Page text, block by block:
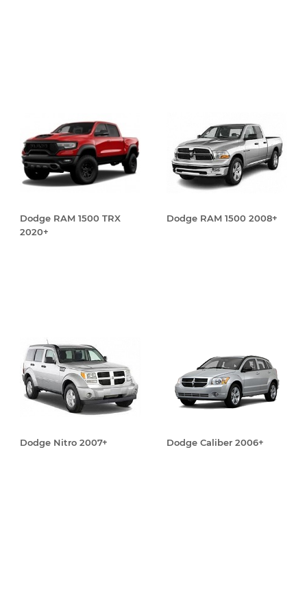
Dodge RAM 1500 TRX
2020+
Dodge RAM 1500 2008+
Dodge Nitro 2007+ Dodge Caliber 2006+